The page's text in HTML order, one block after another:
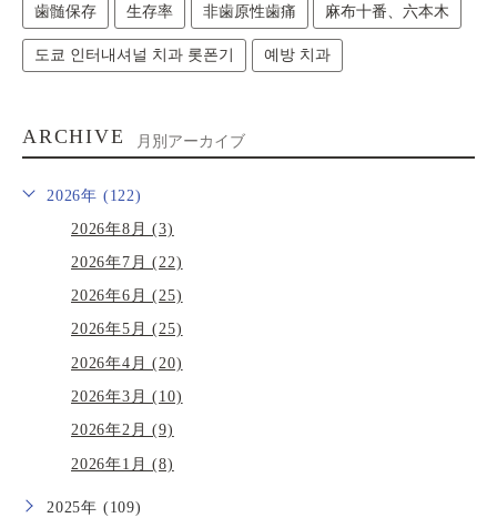
歯髄保存 生存率 非歯原性歯痛 麻布十番、六本木
도쿄 인터내셔널 치과 롯폰기 예방 치과
ARCHIVE 月別アーカイブ
2026年 (122)
2026年8月 (3)
2026年7月 (22)
2026年6月 (25)
2026年5月 (25)
2026年4月 (20)
2026年3月 (10)
2026年2月 (9)
2026年1月 (8)
2025年 (109)